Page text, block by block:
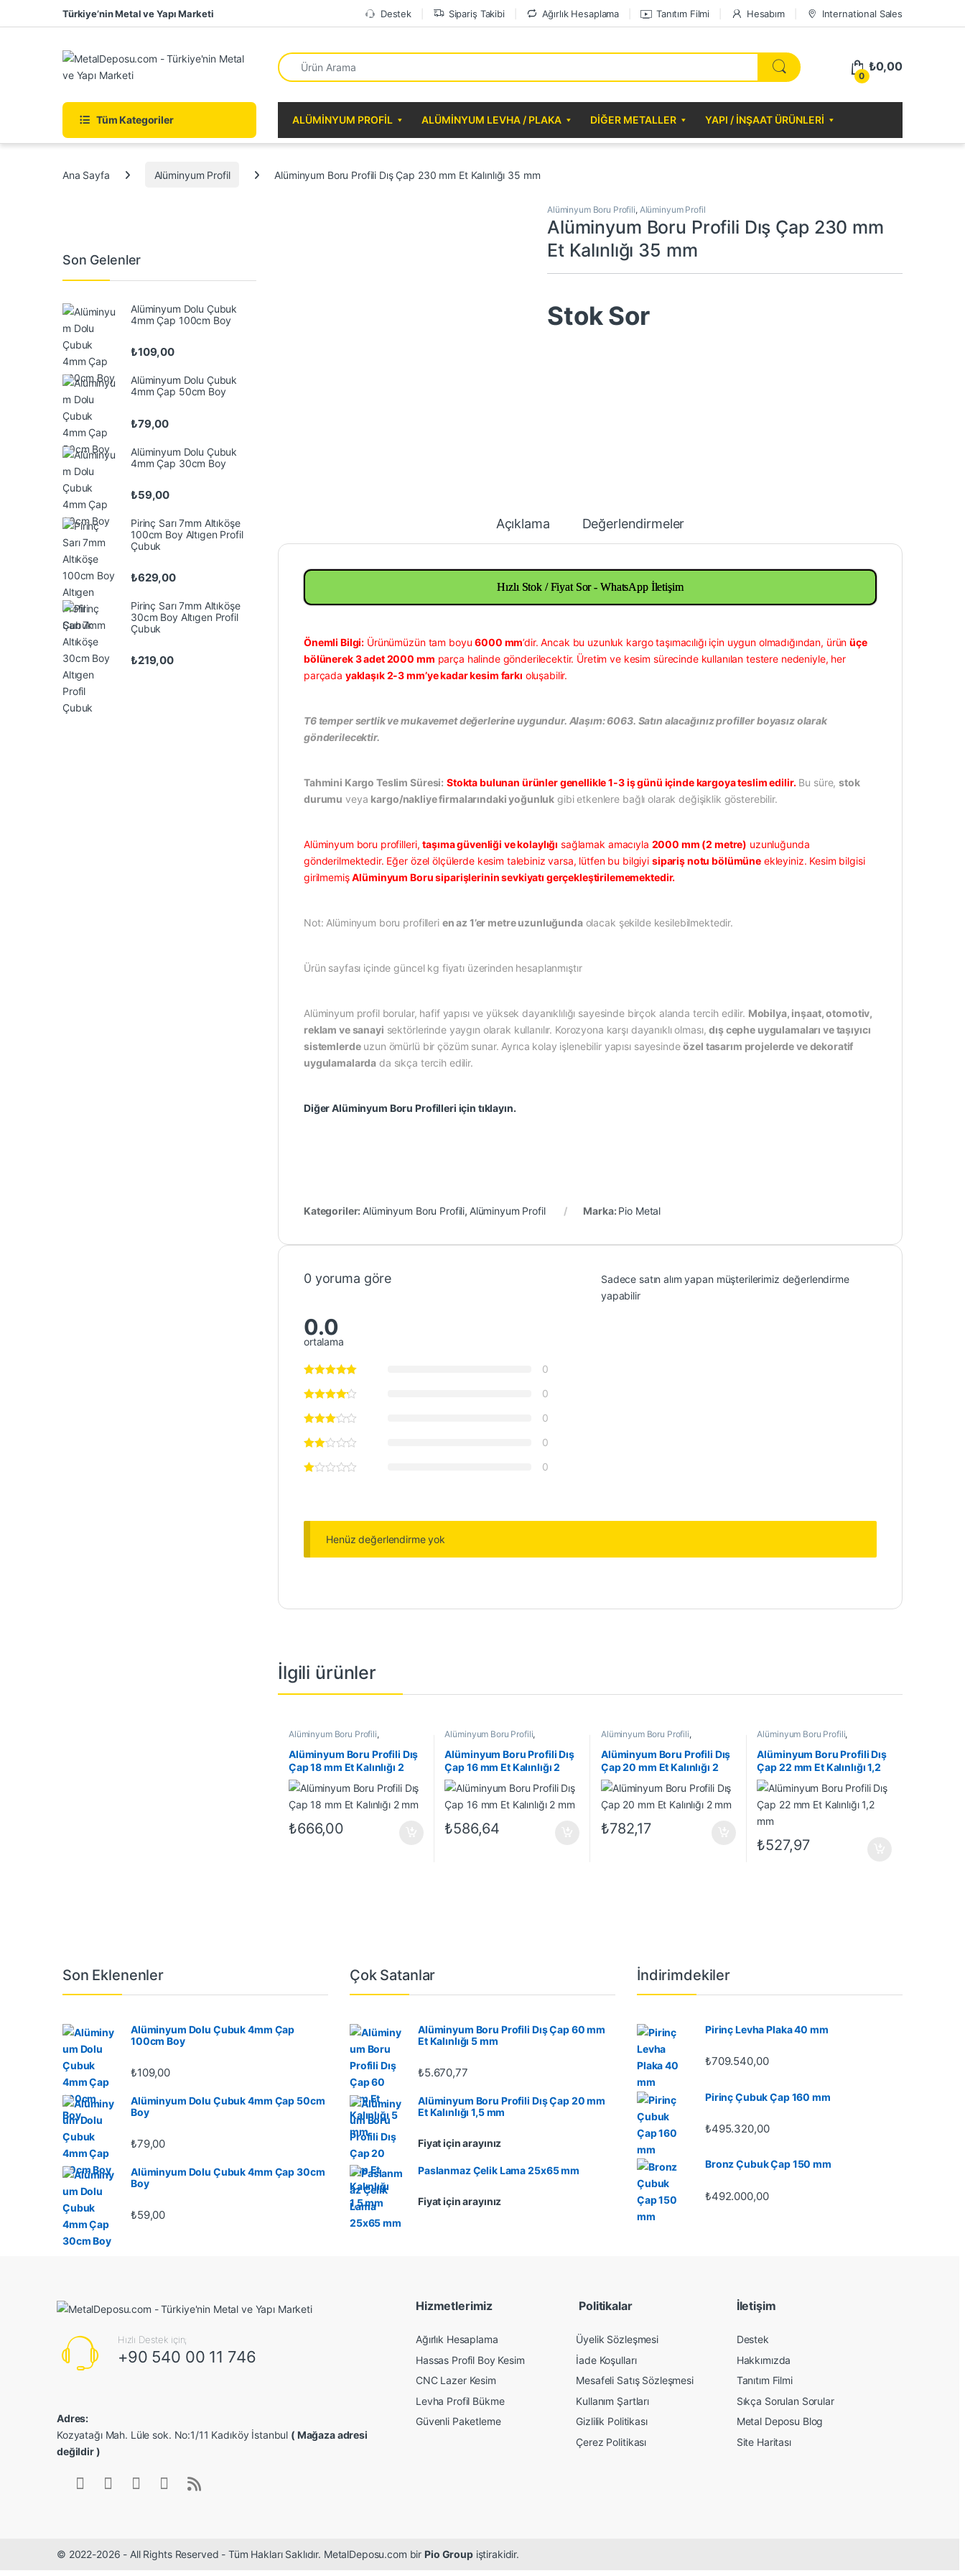
Skip to navigation
Skip to contentTürkiye’nin Metal ve Yapı Marketi Destek Sipariş Takibi Ağırlık Hesaplama Tanıtım Filmi Hesabım International Sales
Search for:
0
₺0,00
Tüm Kategoriler ALÜMINYUM PROFIL ALÜMINYUM LEVHA / PLAKA DIĞER METALLER YAPI / İNŞAAT ÜRÜNLERI
Ana Sayfa Alüminyum Profil Alüminyum Boru Profili Dış Çap 230 mm Et Kalınlığı 35 mm
Alüminyum Boru Profili, Alüminyum Profil
Alüminyum Boru Profili Dış Çap 230 mm
Et Kalınlığı 35 mm
Stok Sor
Açıklama Değerlendirmeler
Hızlı Stok / Fiyat Sor - WhatsApp İletişim
Önemli Bilgi: Ürünümüzün tam boyu6000 mm’dir. Ancak bu uzunluk kargo taşımacılığı için uygun olmadığından, ürünüçe
bölünerek 3 adet 2000 mm parça halinde gönderilecektir. Üretim ve kesim sürecinde kullanılan testere nedeniyle, her
parçada yaklaşık 2-3 mm’ye kadar kesim farkı oluşabilir.
T6 temper sertlik ve mukavemet değerlerine uygundur. Alaşım: 6063. Satın alacağınız profiller boyasız olarak
gönderilecektir.
Tahmini Kargo Teslim Süresi: Stokta bulunan ürünler genellikle 1-3 iş günü içinde kargoya teslim edilir. Bu süre,stok
durumu veya kargo/nakliye firmalarındaki yoğunluk gibi etkenlere bağlı olarak değişiklik gösterebilir.
Alüminyum boru profilleri,taşıma güvenliği ve kolaylığı sağlamak amacıyla 2000 mm (2 metre) uzunluğunda
gönderilmektedir. Eğer özel ölçülerde kesim talebiniz varsa, lütfen bu bilgiyi sipariş notu bölümüne ekleyiniz. Kesim bilgisi
girilmemişAlüminyum Boru siparişlerinin sevkiyatı gerçekleştirilememektedir.
Not: Alüminyum boru profilleri en az 1’er metre uzunluğundaolacak şekilde kesilebilmektedir.
Ürün sayfası içinde güncel kg fiyatı üzerinden hesaplanmıştır
Alüminyum profil borular, hafif yapısı ve yüksek dayanıklılığı sayesinde birçok alanda tercih edilir. Mobilya, inşaat, otomotiv,
reklam ve sanayi sektörlerinde yaygın olarak kullanılır. Korozyona karşı dayanıklı olması,dış cephe uygulamaları ve taşıyıcı
sistemlerdeuzun ömürlü bir çözüm sunar. Ayrıca kolay işlenebilir yapısı sayesindeözel tasarım projelerde ve dekoratif
uygulamalarda da sıkça tercih edilir.
Diğer Alüminyum Boru Profilleri için tıklayın.
Kategoriler: Alüminyum Boru Profili, Alüminyum Profil Marka: Pio Metal
0 yoruma göre
0.0
ortalama
0
0
0
0
0
Sadece satın alım yapan müşterilerimiz değerlendirme
yapabilir
Henüz değerlendirme yok
İlgili ürünler
Alüminyum Boru Profili,
Alüminyum Profil
İndirimli Ürünler
Alüminyum Boru Profili Dış
Çap 18 mm Et Kalınlığı 2
mm
₺666,00
Alüminyum Boru Profili,
Alüminyum Profil
İndirimli Ürünler
Alüminyum Boru Profili Dış
Çap 16 mm Et Kalınlığı 2
mm
₺586,64
Alüminyum Boru Profili,
Alüminyum Profil
İndirimli Ürünler
Alüminyum Boru Profili Dış
Çap 20 mm Et Kalınlığı 2
mm
₺782,17
Alüminyum Boru Profili,
Alüminyum Profil
İndirimli Ürünler
Alüminyum Boru Profili Dış
Çap 22 mm Et Kalınlığı 1,2
mm
₺527,97
Son Gelenler
Alüminyum Dolu Çubuk
4mm Çap 100cm Boy
₺109,00
Alüminyum Dolu Çubuk
4mm Çap 50cm Boy
₺79,00
Alüminyum Dolu Çubuk
4mm Çap 30cm Boy
₺59,00
Pirinç Sarı 7mm Altıköşe
100cm Boy Altıgen Profil
Çubuk
₺629,00
Pirinç Sarı 7mm Altıköşe
30cm Boy Altıgen Profil
Çubuk
₺219,00
Son Eklenenler
Alüminyum Dolu Çubuk 4mm Çap
100cm Boy
₺109,00
Alüminyum Dolu Çubuk 4mm Çap 50cm
Boy
₺79,00
Alüminyum Dolu Çubuk 4mm Çap 30cm
Boy
₺59,00
Çok Satanlar
Alüminyum Boru Profili Dış Çap 60 mm
Et Kalınlığı 5 mm
₺5.670,77
Alüminyum Boru Profili Dış Çap 20 mm
Et Kalınlığı 1,5 mm
Fiyat için arayınız
Paslanmaz Çelik Lama 25x65 mm
Fiyat için arayınız
İndirimdekiler
Pirinç Levha Plaka 40 mm
₺709.540,00
Pirinç Çubuk Çap 160 mm
₺495.320,00
Bronz Çubuk Çap 150 mm
₺492.000,00
Hızlı Destek için;
+90 540 00 11 746
Adres:
Kozyatağı Mah. Lüle sok. No:1/11 Kadıköy İstanbul ( Mağaza adresi
değildir )
Hizmetlerimiz
Ağırlık Hesaplama
Hassas Profil Boy Kesim
CNC Lazer Kesim
Levha Profil Bükme
Güvenli Paketleme
Politikalar
Üyelik Sözleşmesi
İade Koşulları
Mesafeli Satış Sözleşmesi
Kullanım Şartları
Gizlilik Politikası
Çerez Politikası
İletişim
Destek
Hakkımızda
Tanıtım Filmi
Sıkça Sorulan Sorular
Metal Deposu Blog
Site Haritası
© 2022-2026 - All Rights Reserved - Tüm Hakları Saklıdır. MetalDeposu.com bir Pio Groupiştirakidir.